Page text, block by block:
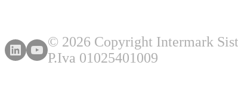
© 2026 Copyright Intermark
P.Iva 01025401009